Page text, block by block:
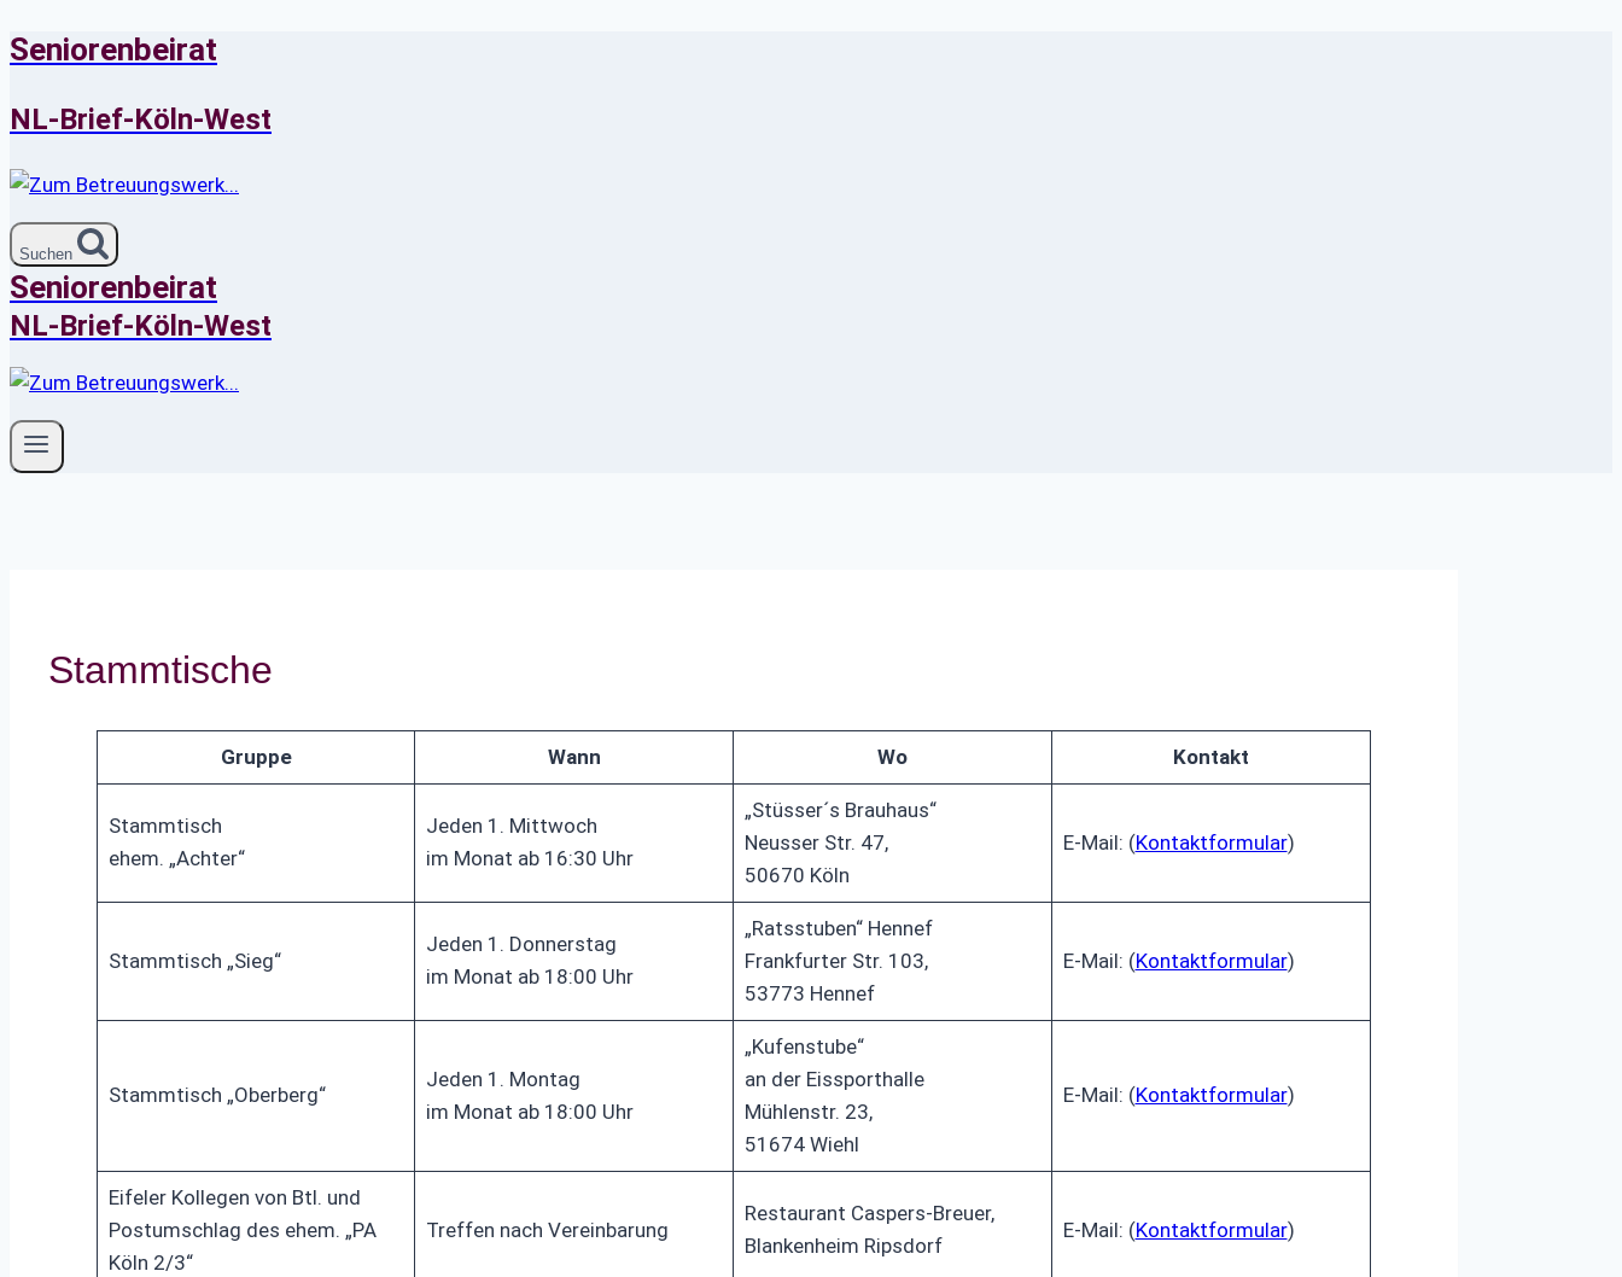
Zum
springen
Seniorenbeirat
NL-Brief-Köln-West
Suchen
Seniorenbeirat
NL-Brief-Köln-West
Stammtische
Gruppe Wann Wo Kontakt
Stammtisch
ehem. „Achter“
Jeden 1. Mittwoch
im Monat ab 16:30 Uhr
„Stüsser´s Brauhaus“
Neusser Str. 47,
50670 Köln
E-Mail: (Kontaktformular)
Stammtisch „Sieg“
Jeden 1. Donnerstag
im Monat ab 18:00 Uhr
„Ratsstuben“ Hennef
Frankfurter Str. 103,
53773 Hennef
E-Mail: (Kontaktformular)
Stammtisch „Oberberg“
Jeden 1. Montag
im Monat ab 18:00 Uhr
„Kufenstube“
an der Eissporthalle
Mühlenstr. 23,
51674 Wiehl
E-Mail: (Kontaktformular)
Eifeler Kollegen von Btl. und
Postumschlag des ehem. „PA
Köln 2/3“
Treffen nach Vereinbarung
Restaurant Caspers-Breuer,
Blankenheim Ripsdorf
E-Mail: (Kontaktformular)